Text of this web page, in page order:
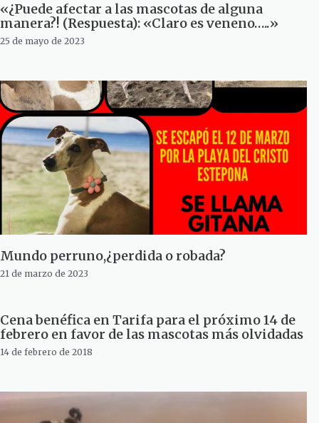
«¿Puede afectar a las mascotas de alguna
manera?! (Respuesta): «Claro es veneno…..»
25 de mayo de 2023
Mundo perruno,¿perdida o robada?
21 de marzo de 2023
Cena benéfica en Tarifa para el próximo 14 de
febrero en favor de las mascotas más olvidadas
14 de febrero de 2018